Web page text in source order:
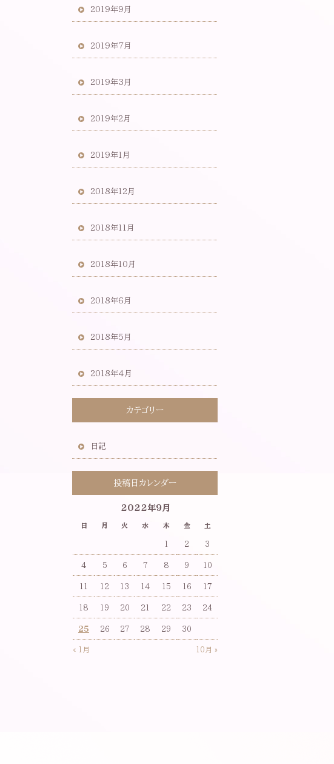
2019年9月
2019年7月
2019年3月
2019年2月
2019年1月
2018年12月
2018年11月
2018年10月
2018年6月
2018年5月
2018年4月
カテゴリー
日記
投稿日カレンダー
2022年9月
日 月 火 水 木 金 土
« 1月 10月 »
1 2 3
4 5 6 7 8 9 10
11 12 13 14 15 16 17
18 19 20 21 22 23 24
25 26 27 28 29 30